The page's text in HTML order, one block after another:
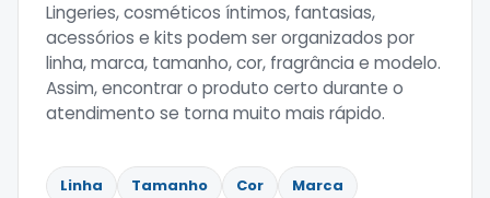
Lingeries, cosméticos íntimos, fantasias,
acessórios e kits podem ser organizados por
linha, marca, tamanho, cor, fragrância e modelo.
Assim, encontrar o produto certo durante o
atendimento se torna muito mais rápido.
Linha Tamanho Cor Marca